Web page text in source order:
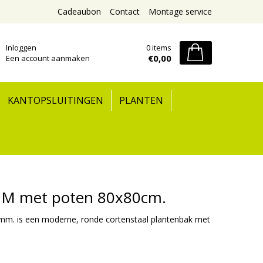
Montage service
Contact
Cadeaubon
Inloggen
Een account aanmaken
0 items
€0,00
KANTOPSLUITINGEN PLANTEN
met poten 80x80cm.
is een moderne, ronde cortenstaal plantenbak met